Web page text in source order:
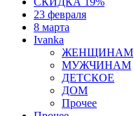
23 февраля
8 марта
Ivanka
ЖЕНЩИНАМ
МУЖЧИНАМ
ДЕТСКОЕ
ДОМ
Прочее